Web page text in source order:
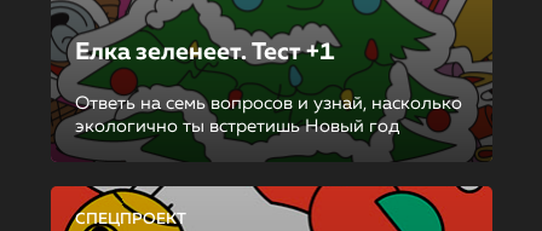
Елка зеленеет. Тест +1
Ответь на семь вопросов и узнай, насколько
экологично ты встретишь Новый год
СПЕЦПРОЕКТ